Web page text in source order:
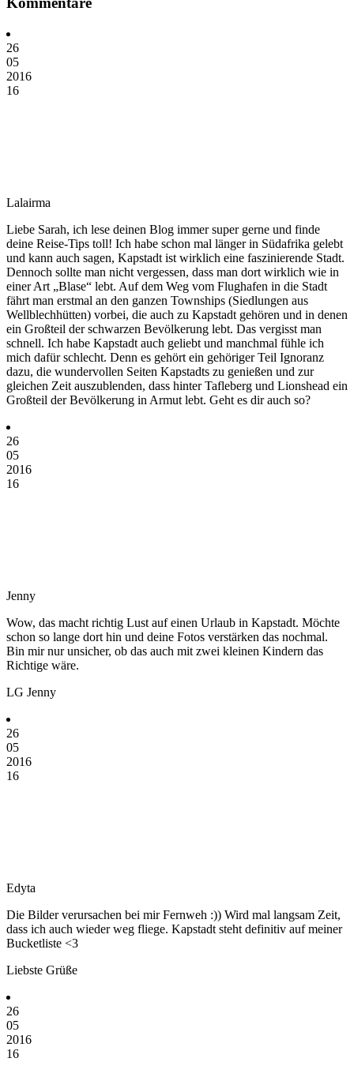
26
05
2016
16
Lalairma
Liebe Sarah, ich lese deinen Blog immer super gerne und finde
deine Reise-Tips toll! Ich habe schon mal länger in Südafrika gelebt
und kann auch sagen, Kapstadt ist wirklich eine faszinierende Stadt.
Dennoch sollte man nicht vergessen, dass man dort wirklich wie in
einer Art „Blase“ lebt. Auf dem Weg vom Flughafen in die Stadt
fährt man erstmal an den ganzen Townships (Siedlungen aus
Wellblechhütten) vorbei, die auch zu Kapstadt gehören und in denen
ein Großteil der schwarzen Bevölkerung lebt. Das vergisst man
schnell. Ich habe Kapstadt auch geliebt und manchmal fühle ich
mich dafür schlecht. Denn es gehört ein gehöriger Teil Ignoranz
dazu, die wundervollen Seiten Kapstadts zu genießen und zur
gleichen Zeit auszublenden, dass hinter Tafleberg und Lionshead ein
Großteil der Bevölkerung in Armut lebt. Geht es dir auch so?
26
05
2016
16
Jenny
Wow, das macht richtig Lust auf einen Urlaub in Kapstadt. Möchte
schon so lange dort hin und deine Fotos verstärken das nochmal.
Bin mir nur unsicher, ob das auch mit zwei kleinen Kindern das
Richtige wäre.
LG Jenny
26
05
2016
16
Edyta
Die Bilder verursachen bei mir Fernweh :)) Wird mal langsam Zeit,
dass ich auch wieder weg fliege. Kapstadt steht definitiv auf meiner
Bucketliste <3
Liebste Grüße
26
05
2016
16